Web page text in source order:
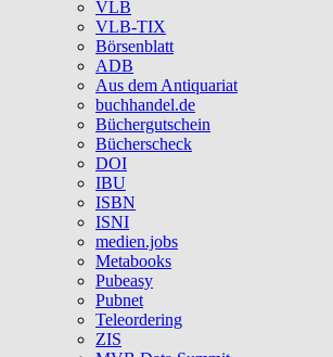
VLB
VLB-TIX
Börsenblatt
ADB
Aus dem Antiquariat
buchhandel.de
Büchergutschein
Bücherscheck
DOI
IBU
ISBN
ISNI
medien.jobs
Metabooks
Pubeasy
Pubnet
Teleordering
ZIS